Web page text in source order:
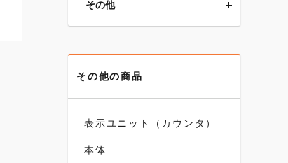
その他
その他の商品
表示ユニット（カウンタ）
本体